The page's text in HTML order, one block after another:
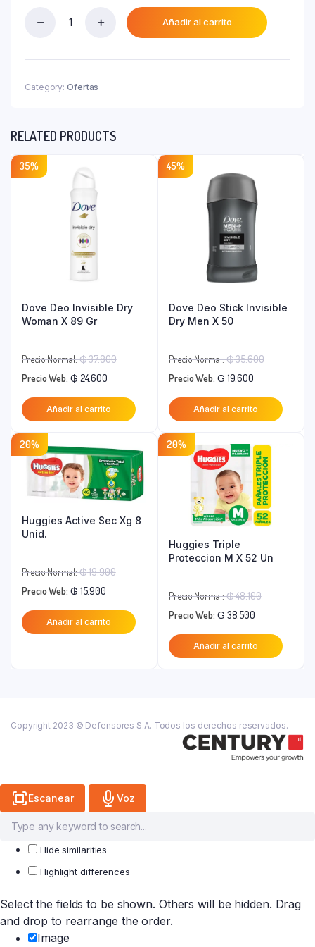
₲ 3.400.
₲ 2.900.
X
Añadir al carrito
Category: Ofertas
RELATED PRODUCTS
35%
Dove Deo Invisible Dry
Woman X 89 Gr
Precio Normal:₲37.800El
original
era:
₲ 37.800.
Precio Web: ₲ 24.600
precio
actual
₲ 24.600.
Añadir al carrito
45%
Dove Deo Stick Invisible
Dry Men X 50
Precio Normal:₲35.600El
original
era:
Precio Web: ₲ 19.600
precio
actual
₲ 19.600.
Añadir al carrito
20%
Huggies Active Sec Xg 8
Unid.
Precio Normal:₲19.900El
original
era:
Precio Web: ₲ 15.900
precio
actual
Añadir al carrito
20%
Huggies Triple
Proteccion M X 52 Un
Precio Normal:₲48.100El
original
era:
Precio Web: ₲ 38.500
precio
actual
Añadir al carrito
Copyright 2023 © Defensores S.A. Todos los derechos reservados.
Escanear Voz
Hide similarities
Highlight differences
Select the fields to be shown. Others will be hidden. Drag
and drop to rearrange the order.
Image